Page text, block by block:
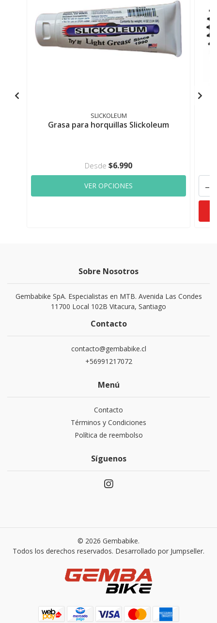
SLICKOLEUM
Grasa para horquillas Slickoleum
Desde $6.990
VER OPCIONES -
Sobre Nosotros
Gembabike SpA. Especialistas en MTB. Avenida Las Condes
11700 Local 102B Vitacura, Santiago
Contacto
contacto@gembabike.cl
+56991217072
Menú
Contacto
Términos y Condiciones
Política de reembolso
Síguenos
© 2026 Gembabike.
Todos los derechos reservados. Desarrollado por Jumpseller.